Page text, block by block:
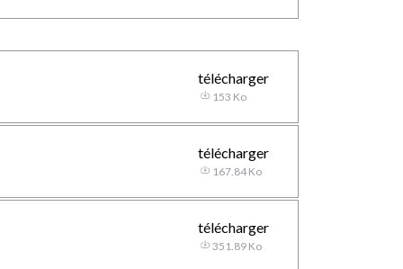
télécharger
153 Ko
télécharger
167.84 Ko
télécharger
351.89 Ko